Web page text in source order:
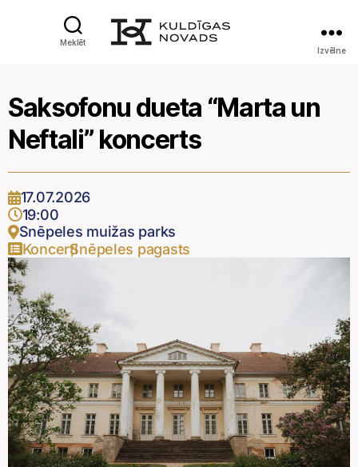
Meklēt
Izvēlne
Saksofonu dueta “Marta un
Neftali” koncerts
17.07.2026
19:00
Snēpeles muižas parks
Koncerti
,
Snēpeles pagasts